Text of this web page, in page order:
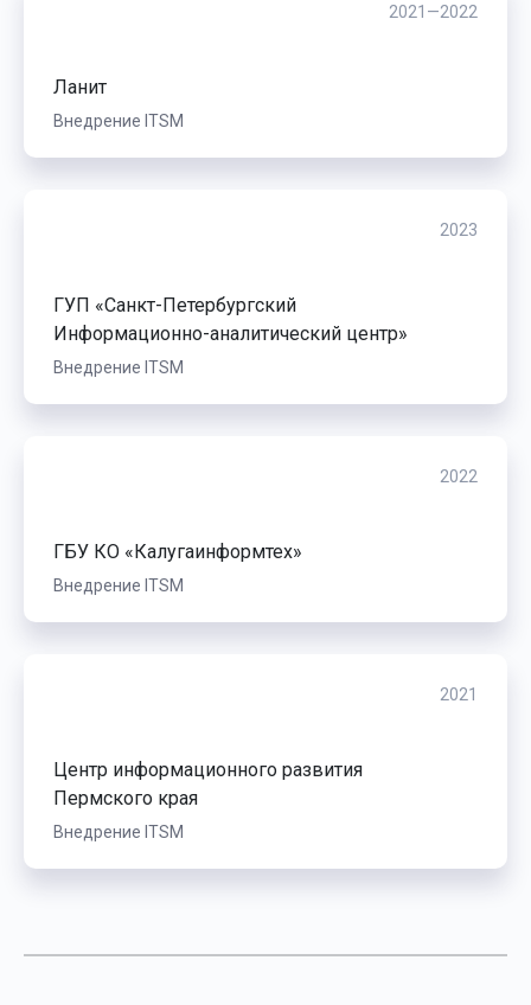
2021—2022
Ланит
Внедрение ITSM
2023
ГУП «Санкт-Петербургский
Информационно-аналитический центр»
Внедрение ITSM
2022
ГБУ КО «Калугаинформтех»
Внедрение ITSM
2021
Центр информационного развития
Пермского края
Внедрение ITSM